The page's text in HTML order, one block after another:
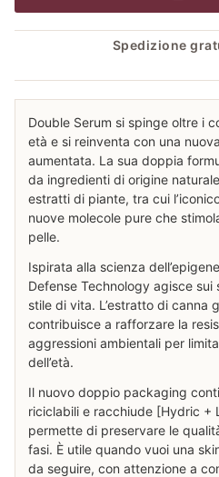
Spedizione
Double Serum si spinge oltre i
età e si reinventa con una
aumentata. La sua doppia
da ingredienti di origine
estratti di piante, tra cui
nuove molecole pure che
pelle.
Ispirata alla scienza
Defense Technology agisce
stile di vita. L’estratto di canna
contribuisce a rafforzare la
aggressioni ambientali per
dell’età.
Il nuovo doppio packaging
riciclabili e racchiude [Hydric +
permette di preservare le
fasi. È utile quando vuoi una
da seguire, con attenzione a